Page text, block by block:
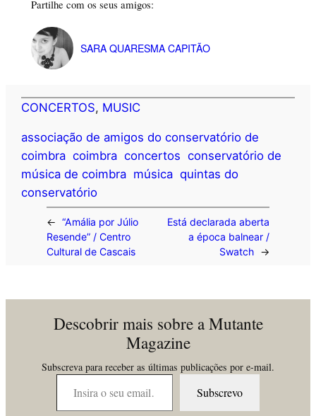
Partilhe com os seus amigos:
SARA QUARESMA CAPITÃO
CONCERTOS, MUSIC
associação de amigos do conservatório de
coimbra coimbra concertos conservatório de
música de coimbra música quintas do
conservatório
←
“Amália por Júlio
Resende” / Centro
Cultural de Cascais
Está declarada aberta
a época balnear /
Swatch
→
Descobrir mais sobre a Mutante
Magazine
Subscreva para receber as últimas publicações por e-mail.
Insira o seu email…
Subscrevo